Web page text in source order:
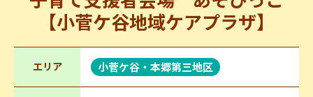
【小菅ケ谷地域ケアプラザ】
エリア 小菅ケ谷・本郷第三地区